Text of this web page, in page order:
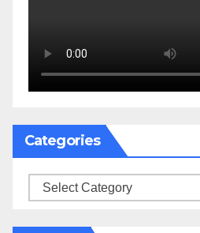
Categories
Categories